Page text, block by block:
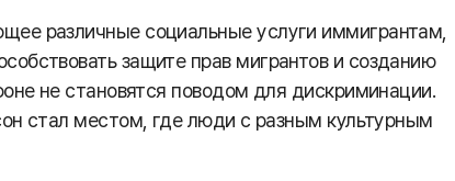
различные социальные услуги иммигрантам,
защите прав мигрантов и созданию
не становятся поводом для дискриминации.
стал местом, где люди с разным культурным